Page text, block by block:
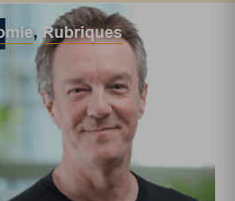
, Rubriques